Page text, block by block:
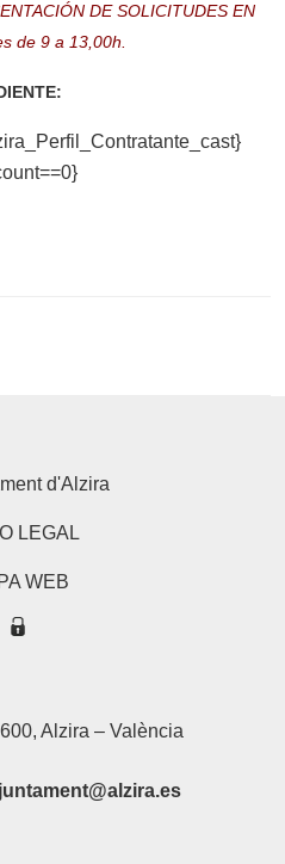
DE SOLICITUDES EN
de 9 a 13,00h.
d'Alzira
LEGAL
WEB
Alzira – València